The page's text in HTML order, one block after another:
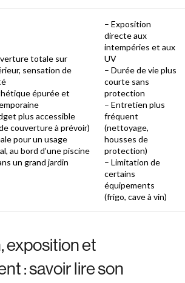
totale sur
sensation de
épurée et
plus accessible
couverture à prévoir)
pour un usage
au bord d’une piscine
un grand jardin
– Exposition
directe aux
intempéries et aux
UV
– Durée de vie plus
courte sans
protection
– Entretien plus
fréquent
(nettoyage,
housses de
protection)
– Limitation de
certains
équipements
(frigo, cave à vin)
exposition et
: savoir lire son